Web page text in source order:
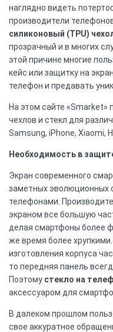
наглядно видеть
производители
силиконовый (TPU)
прозрачный и в многих
этой причине многие
кейс или защитку на
телефон и предавать
На этом сайте
чехлов и стекл для
Samsung, iPhone, Xiaomi,
Необходимость в
Экран современного
заметных эволюционных
телефонами.
экраном все большую
делая смартфоны более
же время более
изготовления корпуса
то передняя панель
Поэтому стекло на
аксессуаром для
В далеком прошлом
свое аккуратное